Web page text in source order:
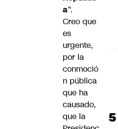
a“.
Creo que
es
urgente,
por la
conmoció
n pública
que ha
causado,
que la